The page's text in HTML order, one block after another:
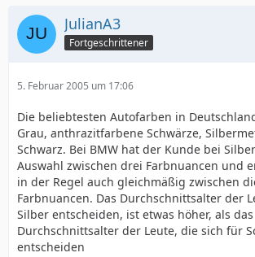
JulianA3
Fortgeschrittener
5. Februar 2005 um 17:06
Die beliebtesten Autofarben in
Grau, anthrazitfarbene Schwärze,
Schwarz. Bei BMW hat der Kunde bei
Auswahl zwischen drei Farbnuancen und
in der Regel auch gleichmäßig zwischen
Farbnuancen. Das Durchschnittsalter der
Silber entscheiden, ist etwas höher, als das
Durchschnittsalter der Leute, die sich für
entscheiden